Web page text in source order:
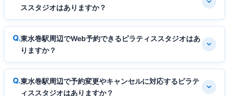
ススタジオはありますか？
東水巻駅周辺でWeb予約できるピラティススタジオはあ
りますか？
東水巻駅周辺で予約変更やキャンセルに対応するピラテ
ィススタジオはありますか？